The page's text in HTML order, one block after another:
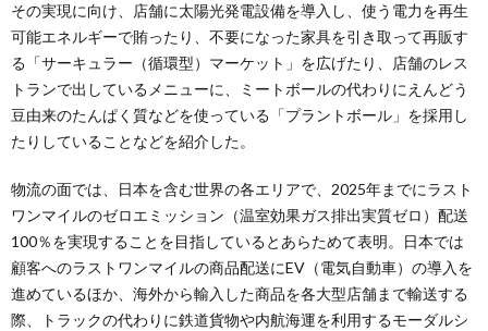
その実現に向け、店舗に太陽光発電設備を導入し、使う電力を再生
可能エネルギーで賄ったり、不要になった家具を引き取って再販す
る「サーキュラー（循環型）マーケット」を広げたり、店舗のレス
トランで出しているメニューに、ミートボールの代わりにえんどう
豆由来のたんぱく質などを使っている「プラントボール」を採用し
たりしていることなどを紹介した。
物流の面では、日本を含む世界の各エリアで、2025年までにラスト
ワンマイルのゼロエミッション（温室効果ガス排出実質ゼロ）配送
100％を実現することを目指しているとあらためて表明。日本では
顧客へのラストワンマイルの商品配送にEV（電気自動車）の導入を
進めているほか、海外から輸入した商品を各大型店舗まで輸送する
際、トラックの代わりに鉄道貨物や内航海運を利用するモーダルシ